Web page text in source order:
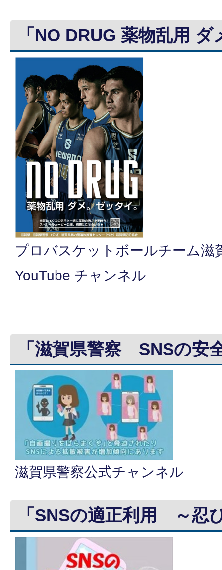
「NO DRUG 薬物乱用
プロバスケットボールチーム滋
YouTube チャンネル
「滋賀県警察 SNSの安
滋賀県警察公式チャンネル
「SNSの適正利用 ～忍